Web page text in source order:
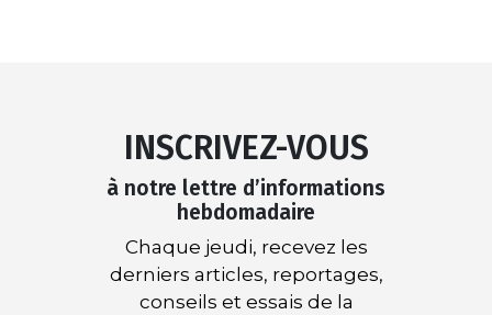
INSCRIVEZ-VOUS
à notre lettre d’informations
hebdomadaire
Chaque jeudi, recevez les
derniers articles, reportages,
conseils et essais de la